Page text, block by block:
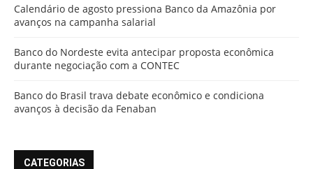
Calendário de agosto pressiona Banco da Amazônia por
avanços na campanha salarial
Banco do Nordeste evita antecipar proposta econômica
durante negociação com a CONTEC
Banco do Brasil trava debate econômico e condiciona
avanços à decisão da Fenaban
CATEGORIAS